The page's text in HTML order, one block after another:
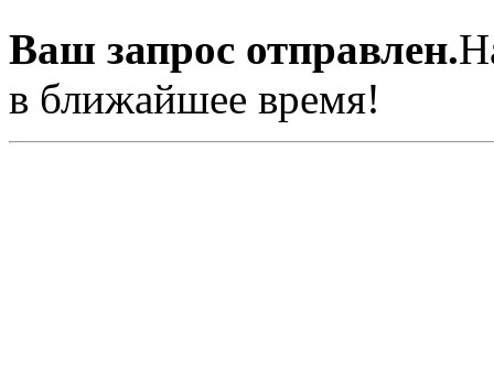
Ваш запрос отправлен.
в ближайшее время!